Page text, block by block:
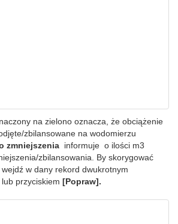
na zielono oznacza, że obciążenie
zbilansowane na wodomierzu
zmniejszenia informuje o ilości m3
zbilansowania. By skorygować
w dany rekord dwukrotnym
przyciskiem [Popraw].